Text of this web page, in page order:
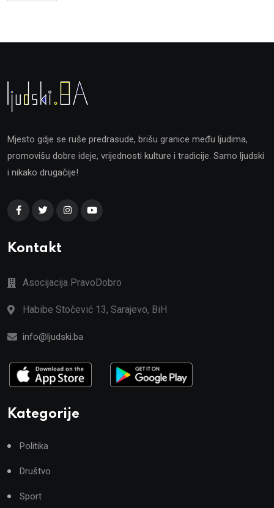
Mjesto gdje se ruše predrasude, brišu granice među ljudima,
promovišu dobre ideje, vrijednosti kulture i tradicije. Samo ljudski
i nikako drugačije!
Kontakt
Asocijacija PravoDobro
Habibe Stočević 13, Sarajevo, BiH
info@ljudski.ba
Kategorije
Politika
Društvo
Sport